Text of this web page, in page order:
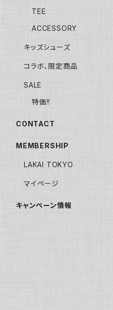
TEE
ACCESSORY
キッズシューズ
コラボ、限定商品
SALE
特価!!
CONTACT
MEMBERSHIP
LAKAI TOKYO
マイページ
キャンペーン情報